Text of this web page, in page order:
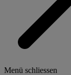
Menü schliessen